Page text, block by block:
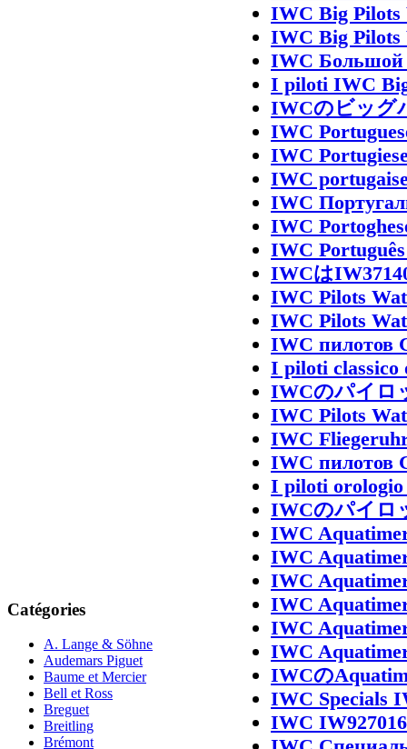
Catégories
A. Lange & Söhne
Audemars Piguet
Baume et Mercier
Bell et Ross
Breguet
Breitling
Brémont
IWC Big Pilots
IWC Big Pilots
IWC Большой
I piloti IWC
IWCのビッグ
IWC
IWC
IWC
IWC
IWC
IWC
IWCは
IWC Pilots
IWC Pilots
IWC пилотов
I piloti classico
IWCのパイロ
IWC Pilots
IWC
IWC пилотов
I piloti
IWCのパイロ
IWC
IWC
IWC
IWC
IWC
IWC
IWCの
IWC Specials
IWC